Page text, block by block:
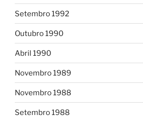
Setembro 1992
Outubro 1990
Abril 1990
Novembro 1989
Novembro 1988
Setembro 1988